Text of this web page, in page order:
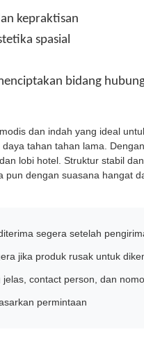
kepraktisan
spasial
bidang
dan indah yang ideal
tahan tahan lama.
lobi hotel. Struktur stabil
dengan suasana hangat
segera setelah
jika produk rusak untuk
contact person, dan
permintaan